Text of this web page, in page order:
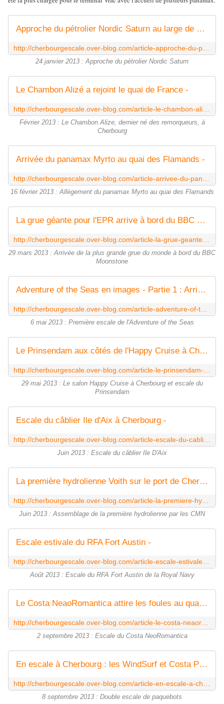
Approche du pétrolier Nordic Saturn au large de Cherbourg -
24 janvier 2013 : Approche du pétrolier Nordic Saturn
Le Chambon Alizé a rejoint le quai de France -
Février 2013 : Le Chambon Alize, dernier né des remorqueurs, à
Cherbourg
Arrivée du panamax Myrto au quai des Flamands -
16 février 2013 : Allègement du panamax Myrto au quai des Flamands
La grue géante pour l'EPR arrive à bord du BBC Moonstone -
29 mars 2013 : Arrivée de la plus grande grue du monde à bord du BBC
Moonstone
Adventure of the Seas en images - Partie 1 : Arrivée -
6 mai 2013 : Première escale de l'Adventure of the Seas
Le Prinsendam aux côtés de l'Happy Cruise à Chebrourg -
29 mai 2013 : Le salon Happy Cruise à Cherbourg et escale du
Prinsendam
Escale du câblier Ile d'Aix à Cherbourg -
Juin 2013 : Escale du câblier Ile D'Aix
La première hydrolienne Voith sur le port de Cherbourg -
Juin 2013 : Assemblage de la première hydrolienne par les CMN
Escale estivale du RFA Fort Austin -
Août 2013 : Escale du RFA Fort Austin de la Royal Navy
Le Costa NeaoRomantica attire les foules au quai de France -
2 septembre 2013 : Escale du Costa NeoRomantica
En escale à Cherbourg : les WindSurf et Costa Pacifica -
8 septembre 2013 : Double escale de paquebots